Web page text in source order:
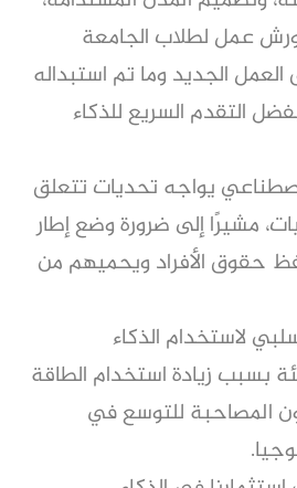
عمل لطلاب الجامعة
الجديد وما تم استبداله
التقدم السريع للذكاء
يواجه تحديات تتعلق
مشيرًا إلى ضرورة وضع إطار
حقوق الأفراد ويحميهم من
لاستخدام الذكاء
بسبب زيادة استخدام الطاقة
المصاحبة للتوسع في